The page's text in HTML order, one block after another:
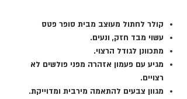
קולר לחתול מעוצב מבית סופר פטס
עשוי מבד חזק, ונעים.
מתכוונן לגודל הרצוי.
מגיע עם פעמון אזהרה מפני פולשים לא
רצויים.
מגוון צבעים להתאמה מירבית ומדוייקת.